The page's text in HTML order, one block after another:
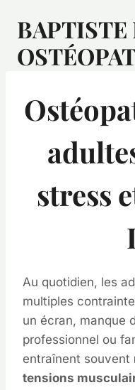
stress
Au quotidien, les
multiples
un écran, manque
professionnel ou
entraînent souvent
tensions